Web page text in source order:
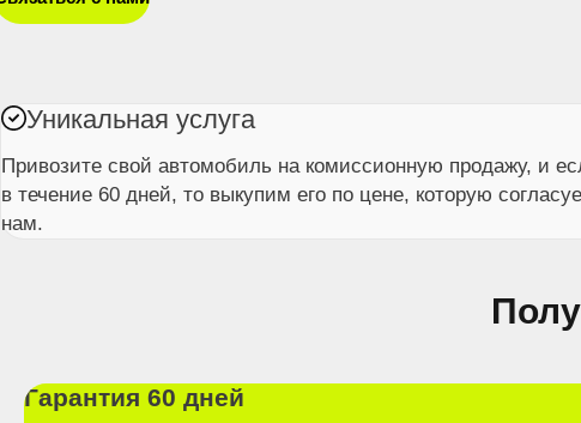
Уникальная услуга
Привозите свой автомобиль на комиссионную продажу, и
в течение 60 дней, то выкупим его по цене, которую
нам.
Гарантия 60 дней